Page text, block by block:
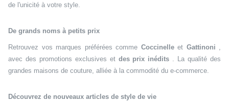
de l'unicité à votre style.
De grands noms à petits prix
Retrouvez vos marques préférées comme Coccinelleet Gattinoni
avec des promotions exclusives et des prix inédits . La qualité des
grandes maisons de couture, alliée à la commodité du e-commerce.
Découvrez de nouveaux articles de style de vie